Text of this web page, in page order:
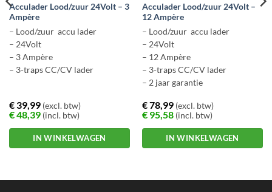
Acculader Lood/zuur 24Volt – 3
Ampère
– Lood/zuur accu lader
– 24Volt
– 3 Ampère
– 3-traps CC/CV lader
€39,99(excl. btw)
€48,39(incl. btw)
IN WINKELWAGEN
Acculader Lood/zuur 24Volt –
12 Ampère
– Lood/zuur accu lader
– 24Volt
– 12 Ampère
– 3-traps CC/CV lader
– 2 jaar garantie
€78,99(excl. btw)
€95,58(incl. btw)
IN WINKELWAGEN